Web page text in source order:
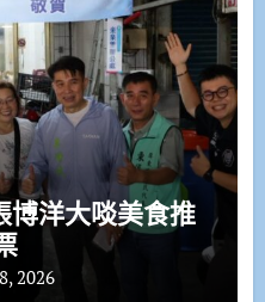
博洋大啖美食推
2026